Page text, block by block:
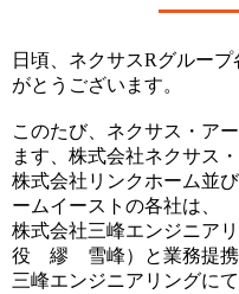
日頃、ネクサスRグルー
がとうございます。
このたび、ネクサス・ア
ます、株式会社ネクサス
株式会社リンクホーム並
ームイーストの各社は、
株式会社三峰エンジニア
役 繆 雪峰）と業務提携
三峰エンジニアリングに